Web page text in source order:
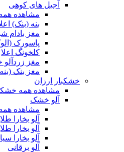
آجیل های کوهی
مشاهده
بنه (بنک)
مغز بادام
پاسورک
کلخونگ اعلا
مغز
مغز بنک
خشکبار ارزان
مشاهده همه
آلو خشک
مشاهده
آلو بخارا
آلو بخارا
آلو بخارا
آلو برقانی